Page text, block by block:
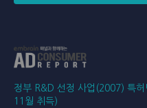
정부 R&D 선정 사업(2007) 특
11월 취득)